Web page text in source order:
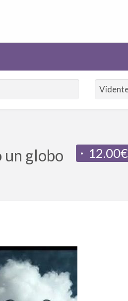
12.00€
un globo